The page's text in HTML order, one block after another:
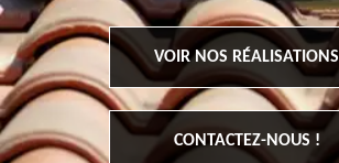
VOIR NOS RÉALISATIONS
CONTACTEZ-NOUS !